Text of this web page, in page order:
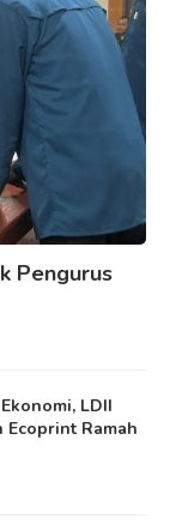
Pengurus
LDII
Ramah